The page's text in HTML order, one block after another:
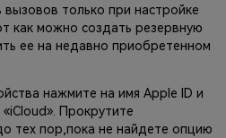
только при настройке
как можно создать резервную
ее на недавно приобретенном
нажмите на имя Apple ID и
Прокрутите
тех пор,пока не найдете опцию